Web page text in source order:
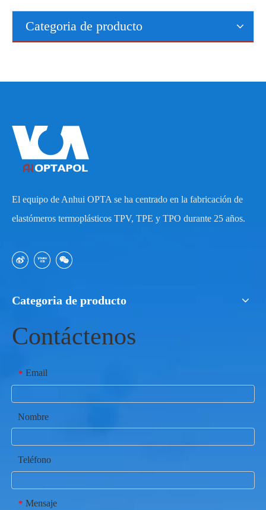
Categoria de producto
El equipo de Anhui OPTA se ha centrado en la fabricación de
elastómeros termoplásticos TPV, TPE y TPO durante 25 años.
Categoria de producto
Contáctenos
* Email
Nombre
Teléfono
* Mensaje